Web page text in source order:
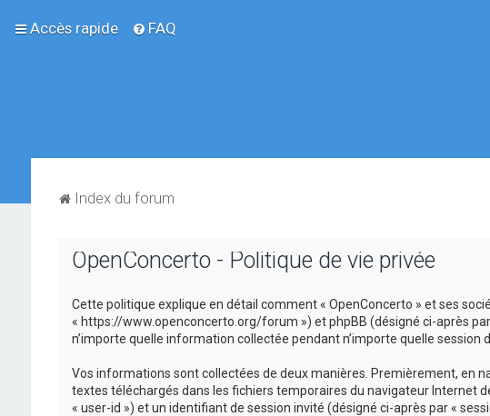
Accès rapide FAQ
Index du forum
OpenConcerto - Politique de vie privée
Cette politique explique en détail comment « OpenConcerto » et ses
« https://www.openconcerto.org/forum ») et phpBB (désigné ci-après par
n’importe quelle information collectée pendant n’importe quelle
Vos informations sont collectées de deux manières. Premièrement, en
textes téléchargés dans les fichiers temporaires du navigateur Internet
« user-id ») et un identifiant de session invité (désigné ci-après par «